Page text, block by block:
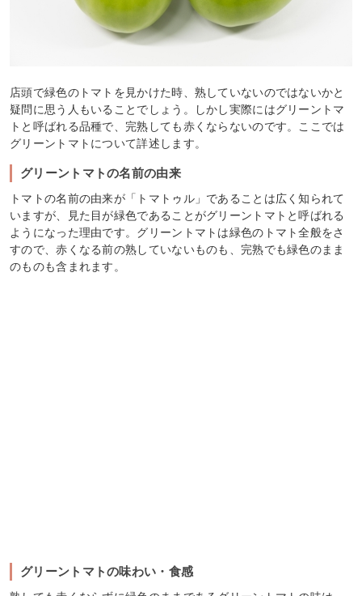
店頭で緑色のトマトを見かけた時、熟していないのではないかと
疑問に思う人もいることでしょう。しかし実際にはグリーントマ
トと呼ばれる品種で、完熟しても赤くならないのです。ここでは
グリーントマトについて詳述します。
グリーントマトの名前の由来
トマトの名前の由来が「トマトゥル」であることは広く知られて
いますが、見た目が緑色であることがグリーントマトと呼ばれる
ようになった理由です。グリーントマトは緑色のトマト全般をさ
すので、赤くなる前の熟していないものも、完熟でも緑色のまま
のものも含まれます。
グリーントマトの味わい・食感